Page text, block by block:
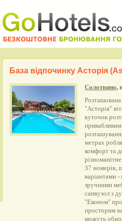
База відпочинку Асторія
Солотвино,
"Асторія"
куточок
привабливим
метрах
комфорт та
37 номерів,
варіантами -
зручними
санвузол з
"Економ"
просторим
можуть